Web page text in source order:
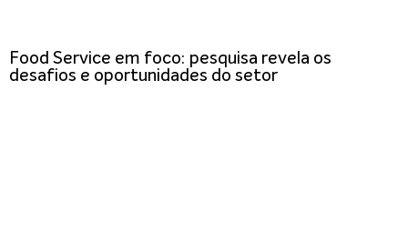
Food Service em foco: pesquisa revela os
desafios e oportunidades do setor